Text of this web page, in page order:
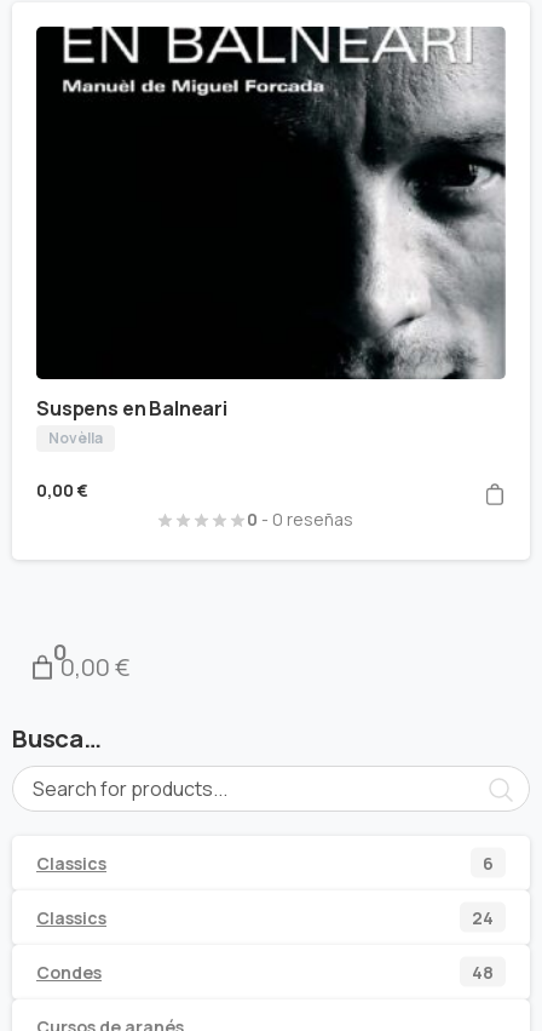
Suspens en Balneari
Novèlla
0,00 €
0 - 0 reseñas
00,00 €
Busca…
Classics 6
Classics
24
Condes
48
Cursos de aranés